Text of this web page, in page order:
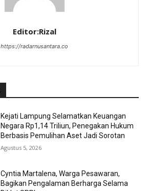
Editor:Rizal
https://radarnusantara.co
Kejati Lampung Selamatkan Keuangan
Negara Rp1,14 Triliun, Penegakan Hukum
Berbasis Pemulihan Aset Jadi Sorotan
Agustus 5, 2026
Cyntia Martalena, Warga Pesawaran,
Bagikan Pengalaman Berharga Selama